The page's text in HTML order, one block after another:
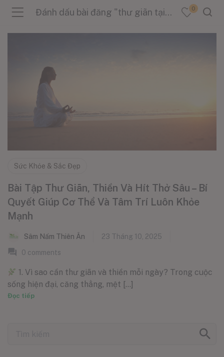
(Sản Phẩm )
(Tin Tức )
Đánh dấu bài đăng "thư giãn tại nhà" 0
Sức Khỏe & Sắc Đẹp
Bài Tập Thư Giãn, Thiền Và Hít Thở Sâu – Bí
Quyết Giúp Cơ Thể Và Tâm Trí Luôn Khỏe
Mạnh
Sâm Nấm Thiên Ân
23 Tháng 10, 2025
0 comments
1. Vì sao cần thư giãn và thiền mỗi ngày? Trong cuộc
sống hiện đại, căng thẳng, mệt [...]
Đọc tiếp